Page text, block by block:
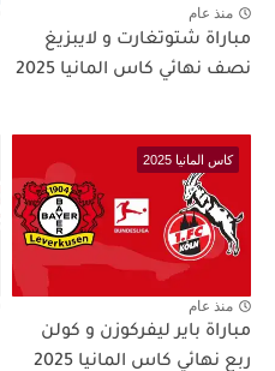
منذ عام
مباراة شتوتغارت و لايبزيغ
نصف نهائي كاس المانيا 2025
كاس المانيا 2025
منذ عام
مباراة باير ليفركوزن و كولن
ربع نهائي كاس المانيا 2025